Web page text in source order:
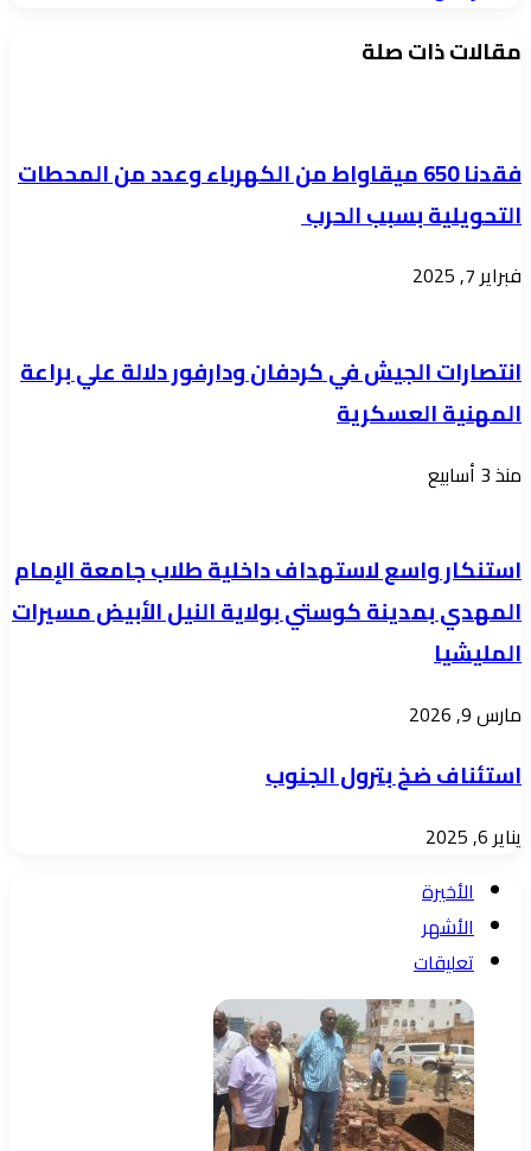
مقالات ذات صلة
فقدنا 650 ميقاواط من الكهرباء وعدد من المحطات
التحويلية بسبب الحرب
فبراير 7, 2025
انتصارات الجيش في كردفان ودارفور دلالة علي براعة
المهنية العسكرية
منذ 3 أسابيع
استنكار واسع لاستهداف داخلية طلاب جامعة الإمام
المهدي بمدينة كوستي بولاية النيل الأبيض مسيرات
المليشيا
مارس 9, 2026
استئناف ضخ بترول الجنوب
يناير 6, 2025
الأخيرة
الأشهر
تعليقات